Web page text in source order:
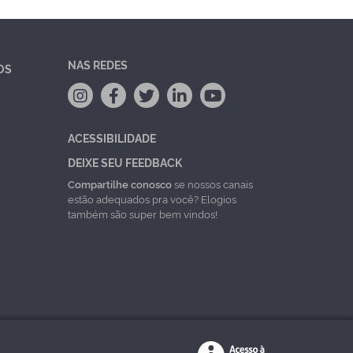
NAS REDES
ACESSIBILIDADE
DEIXE SEU FEEDBACK
Compartilhe conoscose nossos canais
estão adequados pra você? Elogios
também são super bem vindos!